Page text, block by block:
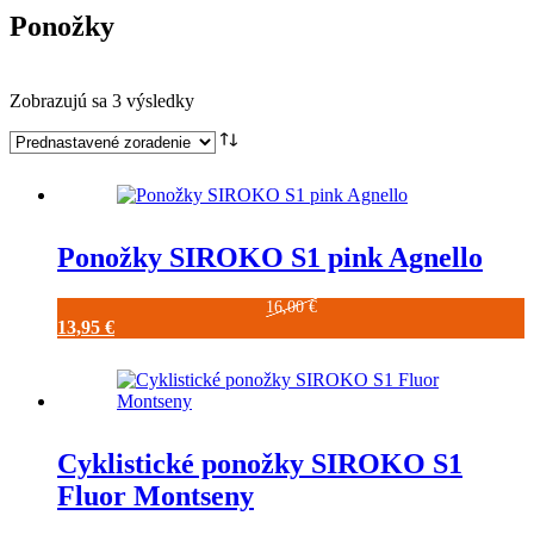
Ponožky
Zobrazujú sa 3 výsledky
Ponožky SIROKO S1 pink Agnello
16,00€
Pôvodná
16,00 €.
13,95 €Aktuálna
je:
13,95 €.
Možnosti
si
môžete
Cyklistické ponožky SIROKO S1
Fluor Montseny